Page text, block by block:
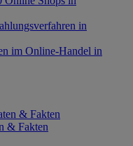
in
im Online-Handel in
& Fakten
& Fakten